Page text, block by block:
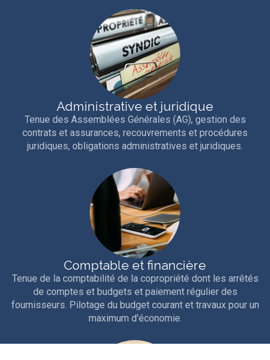
Administrative et juridique
Tenue des Assemblées Générales (AG), gestion des
contrats et assurances, recouvrements et procédures
juridiques, obligations administratives et juridiques.
Comptable et financière
Tenue de la comptabilité de la copropriété dont les arrêtés
de comptes et budgets et paiement régulier des
fournisseurs. Pilotage du budget courant et travaux pour un
maximum d'économie.